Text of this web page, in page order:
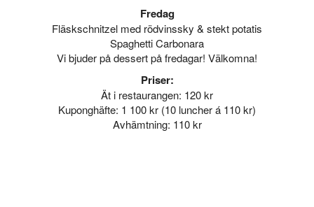
Fredag
Fläskschnitzel med rödvinssky & stekt potatis
Spaghetti Carbonara
Vi bjuder på dessert på fredagar! Välkomna!
Priser:
Ät i restaurangen: 120 kr
Kuponghäfte: 1 100 kr (10 luncher á 110 kr)
Avhämtning: 110 kr